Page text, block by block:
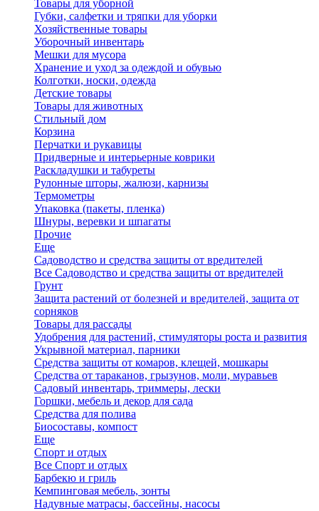
Товары для уборной
Губки, салфетки и тряпки для уборки
Хозяйственные товары
Уборочный инвентарь
Мешки для мусора
Хранение и уход за одеждой и обувью
Колготки, носки, одежда
Детские товары
Товары для животных
Стильный дом
Корзина
Перчатки и рукавицы
Придверные и интерьерные коврики
Раскладушки и табуреты
Рулонные шторы, жалюзи, карнизы
Термометры
Упаковка (пакеты, пленка)
Шнуры, веревки и шпагаты
Прочие
Еще
Садоводство и средства защиты от вредителей
Все Садоводство и средства защиты от вредителей
Грунт
Защита растений от болезней и вредителей, защита от
сорняков
Товары для рассады
Удобрения для растений, стимуляторы роста и развития
Укрывной материал, парники
Средства защиты от комаров, клещей, мошкары
Средства от тараканов, грызунов, моли, муравьев
Садовый инвентарь, триммеры, лески
Горшки, мебель и декор для сада
Средства для полива
Биосоставы, компост
Еще
Спорт и отдых
Все Спорт и отдых
Барбекю и гриль
Кемпинговая мебель, зонты
Надувные матрасы, бассейны, насосы